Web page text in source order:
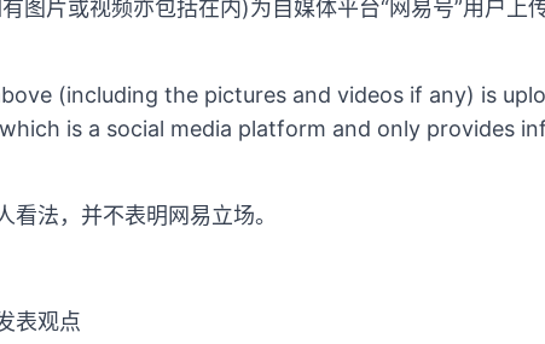
图片或视频亦包括在内)为自媒体平台“网易号”用户上
(including the pictures and videos if any) is
is a social media platform and only provides
看法，并不表明网易立场。
表观点